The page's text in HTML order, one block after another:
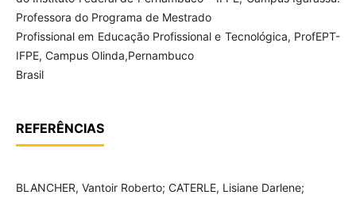
Professora do Programa de Mestrado
Profissional em Educação Profissional e Tecnológica, ProfEPT-
IFPE, Campus Olinda,Pernambuco
Brasil
REFERÊNCIAS
BLANCHER, Vantoir Roberto; CATERLE, Lisiane Darlene;